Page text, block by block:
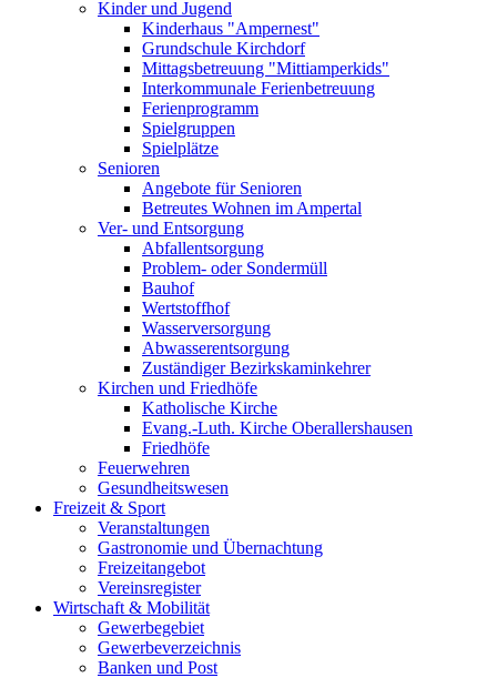
Kinder und Jugend
Kinderhaus "Ampernest"
Grundschule Kirchdorf
Mittagsbetreuung "Mittiamperkids"
Interkommunale Ferienbetreuung
Ferienprogramm
Spielgruppen
Spielplätze
Senioren
Angebote für Senioren
Betreutes Wohnen im Ampertal
Ver- und Entsorgung
Abfallentsorgung
Problem- oder Sondermüll
Bauhof
Wertstoffhof
Wasserversorgung
Abwasserentsorgung
Zuständiger Bezirkskaminkehrer
Kirchen und Friedhöfe
Katholische Kirche
Evang.-Luth. Kirche Oberallershausen
Friedhöfe
Feuerwehren
Gesundheitswesen
Freizeit & Sport
Veranstaltungen
Gastronomie und Übernachtung
Freizeitangebot
Vereinsregister
Wirtschaft & Mobilität
Gewerbegebiet
Gewerbeverzeichnis
Banken und Post